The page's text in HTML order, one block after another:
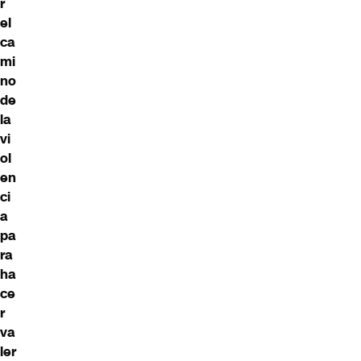
el
ca
mi
no
de
la
vi
ol
en
ci
a
pa
ra
ha
ce
r
va
ler